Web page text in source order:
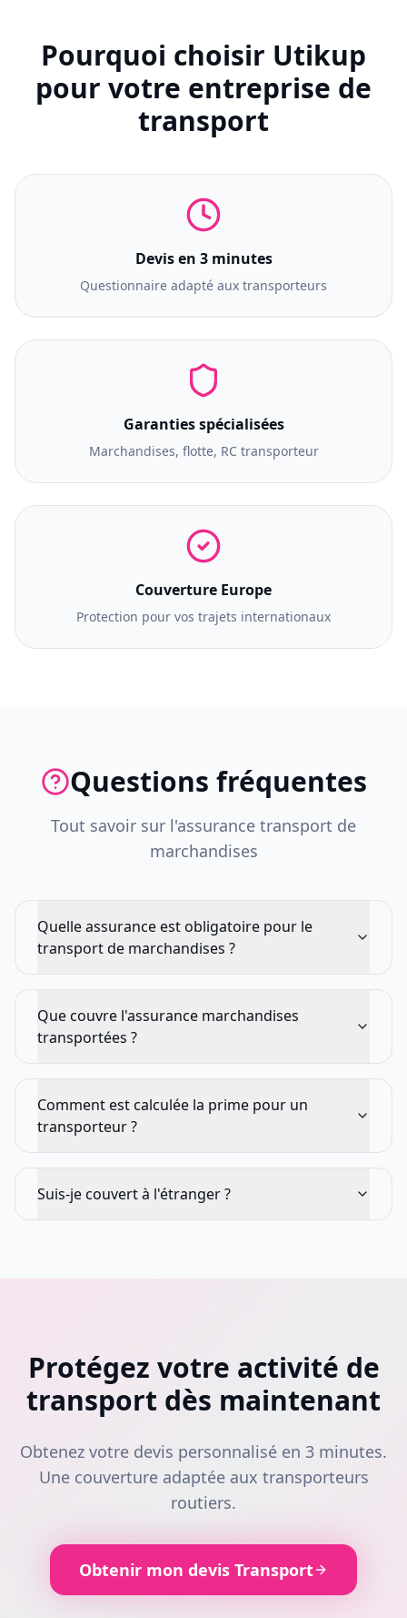
Pourquoi choisir Utikup
pour votre entreprise de
transport
Devis en 3 minutes
Questionnaire adapté aux transporteurs
Garanties spécialisées
Marchandises, flotte, RC transporteur
Couverture Europe
Protection pour vos trajets internationaux
Questions fréquentes
Tout savoir sur l'assurance transport de
marchandises
Quelle assurance est obligatoire pour le
transport de marchandises ?
Que couvre l'assurance marchandises
transportées ?
Comment est calculée la prime pour un
transporteur ?
Suis-je couvert à l'étranger ?
Protégez votre activité de
transport dès maintenant
Obtenez votre devis personnalisé en 3 minutes.
Une couverture adaptée aux transporteurs
routiers.
Obtenir mon devis Transport